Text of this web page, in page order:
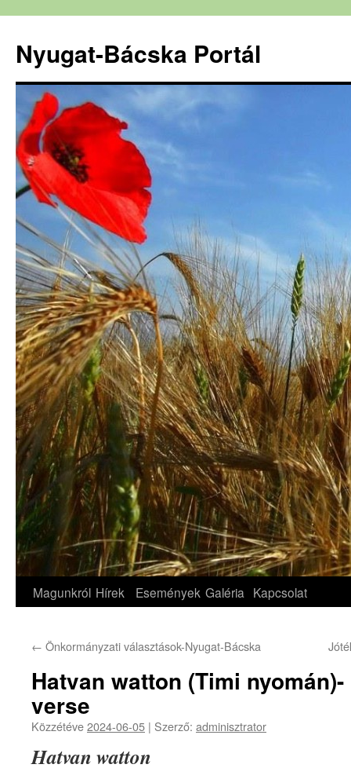
Nyugat-Bácska Portál
Magunkról Hírek Események Galéria Kapcsolat
← Önkormányzati választások-Nyugat-Bácska
Hatvan watton (Timi
verse
Közzétéve2024-06-05 | Szerző: adminisztrator
Hatvan watton